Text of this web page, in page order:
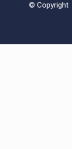
© Copyright